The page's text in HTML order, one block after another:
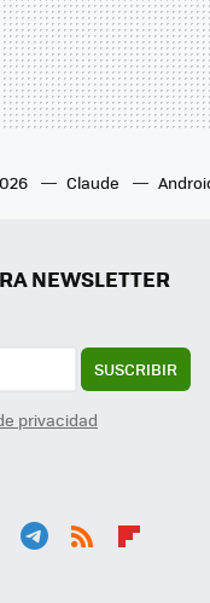
Claude
NEWSLETTER
SUSCRIBIR
privacidad